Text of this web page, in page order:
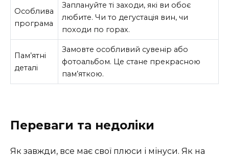
Особлива
програма
Заплануйте ті заходи, які ви обоє
любите. Чи то дегустація вин, чи
походи по горах.
Пам’ятні
деталі
Замовте особливий сувенір або
фотоальбом. Це стане прекрасною
пам’яткою.
Переваги та недоліки
Як завжди, все має свої плюси і мінуси. Як на